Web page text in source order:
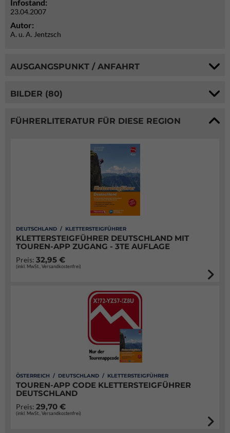
Infostand:
23.04.2007
Autor:
A. u. A. Jentzsch
AUSGANGSPUNKT / ANFAHRT
BILDER (80)
FÜHRERLITERATUR FÜR DIESE REGION
DEUTSCHLAND / KLETTERSTEIGFÜHRER
KLETTERSTEIGFÜHRER DEUTSCHLAND MIT
TOUREN-APP ZUGANG - 3TE AUFLAGE
Preis: 32,95 €
(inkl. MwSt., Versandkostenfrei)
ÖSTERREICH / DEUTSCHLAND / KLETTERSTEIGFÜHRER
TOUREN-APP CODE KLETTERSTEIGFÜHRER
DEUTSCHLAND
Preis: 29,70 €
(inkl. MwSt., Versandkostenfrei)